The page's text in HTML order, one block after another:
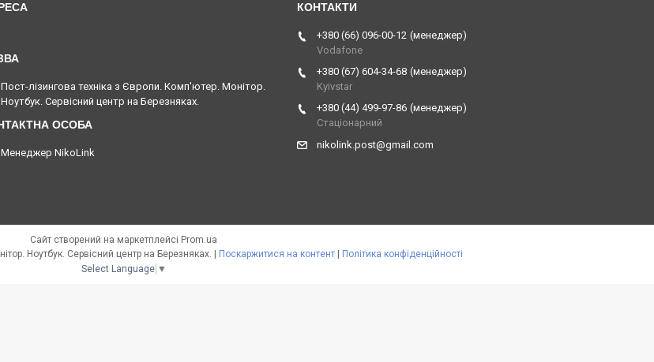
Пост-лізингова техніка з Європи. Комп'ютер. Монітор.
Ноутбук. Сервісний центр на Березняках.
Менеджер NikoLink
+380 (66) 096-00-12 менеджер
Vodafone
+380 (67) 604-34-68 менеджер
Kyivstar
+380 (44) 499-97-86 менеджер
Стаціонарний
nikolink.post@gmail.com
Сайт створений на маркетплейсі Prom.ua
Поскаржитися на контент
Політика конфіденційності
Select Language ▼